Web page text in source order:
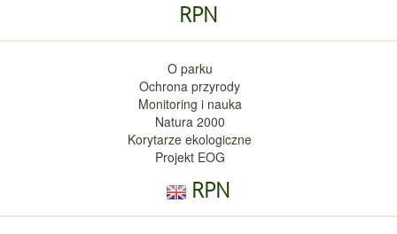
RPN
O parku
Ochrona przyrody
Monitoring i nauka
Natura 2000
Korytarze ekologiczne
Projekt EOG
RPN